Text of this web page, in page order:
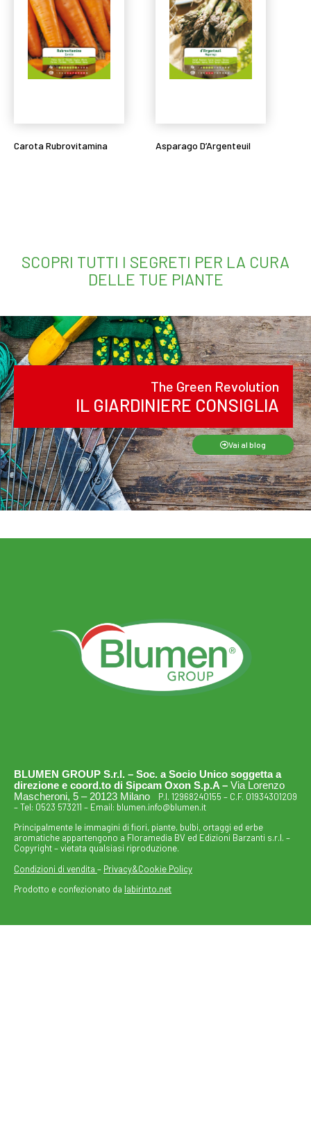
Carota Rubrovitamina Asparago D’Argenteuil
SCOPRI TUTTI I SEGRETI PER LA CURA
DELLE TUE PIANTE
The Green Revolution
IL GIARDINIERE CONSIGLIA
Vai al blog
BLUMEN GROUP S.r.l. – Soc. a Socio Unico soggetta a
direzione e coord.to di Sipcam Oxon S.p.A – Via Lorenzo
Mascheroni, 5 – 20123 Milano P.I. 12968240155 – C.F. 01934301209
– Tel: 0523 573211 – Email: blumen.info@blumen.it
Principalmente le immagini di fiori, piante, bulbi, ortaggi ed erbe
aromatiche appartengono a Floramedia BV ed Edizioni Barzanti s.r.l. –
Copyright – vietata qualsiasi riproduzione.
Condizioni di vendita – Privacy&Cookie Policy
Prodotto e confezionato da labirinto.net